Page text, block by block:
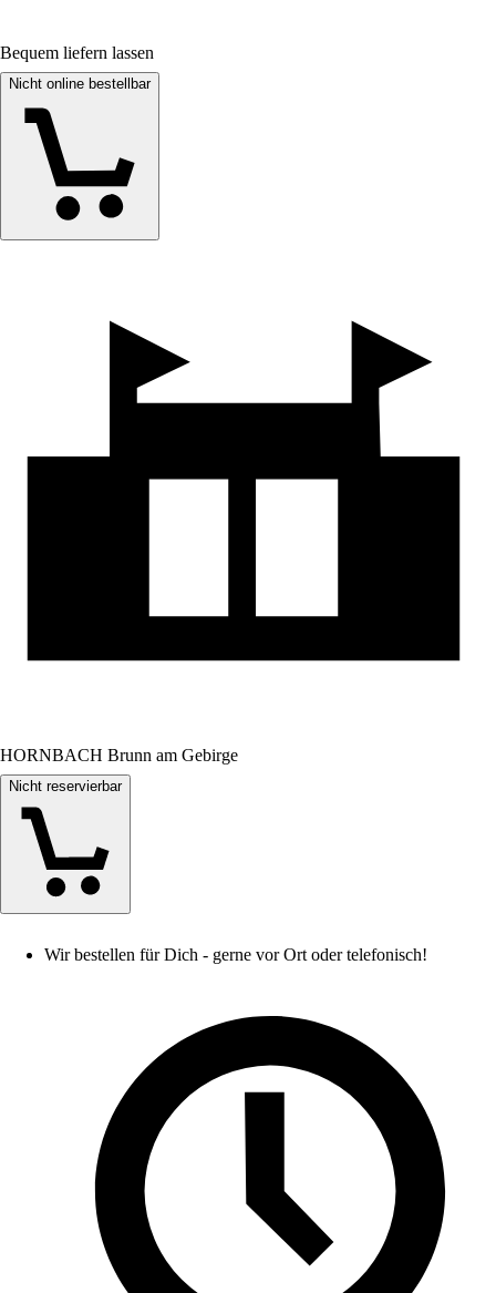
Bequem liefern lassen
Nicht online bestellbar
HORNBACH Brunn am Gebirge
Nicht reservierbar
Wir bestellen für Dich - gerne vor Ort oder telefonisch!